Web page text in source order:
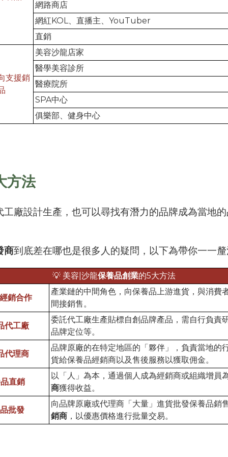
網路商店
網紅KOL、直播主、YouTuber
直銷
支援銷
美容沙龍店家
醫學美容診所
醫療院所
SPA中心
俱樂部、健身中心
方法
廠設計生產，也可以尋找有潛力的品牌成為當地
商到底差在哪也是很多人的疑問，以下為帶你一一
💡 美容|沙龍保養品創業的5大方法
銷合作
產業鏈的中間角色，向保養品上游進貨，與消費
間接銷售。
代工廠
委託代工廠生產貼標自創品牌產品，需自行負責
品牌定位等。
代理商
品牌原廠的在特定地區的「夥伴」，負責當地的
貨給保養品經銷商以及售後服務以獲取佣金。
直銷
以「人」為本，通過個人成為經銷商或組織增員
商獲得收益。
批發
向品牌原廠或代理商「大量」進貨批發保養品銷
銷商 ，以優惠價格進行批量交易。